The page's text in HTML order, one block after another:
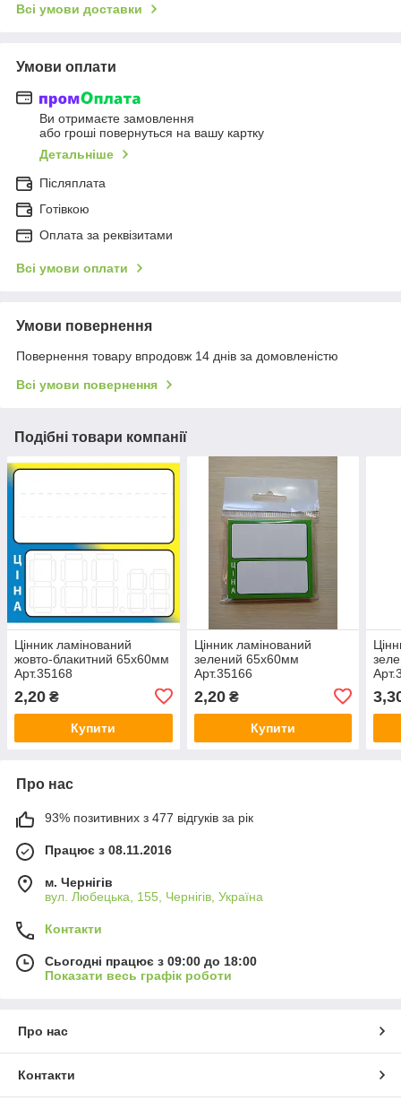
Всі умови доставки
Умови оплати
Ви отримаєте замовлення
або гроші повернуться на вашу картку
Детальніше
Післяплата
Готівкою
Оплата за реквізитами
Всі умови оплати
Умови повернення
Повернення товару впродовж 14 днів за домовленістю
Всі умови повернення
Подібні товари компанії
Цінник ламінований
жовто-блакитний 65х60мм
Арт.35168
2,20 ₴
Купити
Цінник ламінований
зелений 65х60мм
Арт.35166
2,20₴
Купити
Про нас
93% позитивних з 477 відгуків за рік
Працює з 08.11.2016
м. Чернігів
вул. Любецька, 155, Чернігів, Україна
Контакти
Сьогодні працює з 09:00 до 18:00
Показати весь графік роботи
Про нас
Контакти